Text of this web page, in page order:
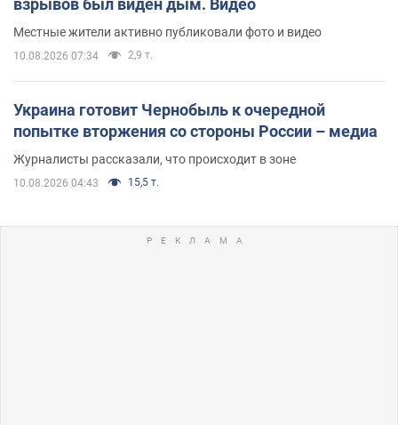
взрывов был виден дым. Видео
Местные жители активно публиковали фото и видео
10.08.2026 07:34 2,9 т.
Украина готовит Чернобыль к очередной
попытке вторжения со стороны России – медиа
Журналисты рассказали, что происходит в зоне
10.08.2026 04:43 15,5 т.